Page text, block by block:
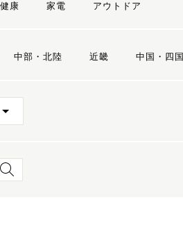
康 家電 アウトドア
中部・北陸 近畿 中国・四国